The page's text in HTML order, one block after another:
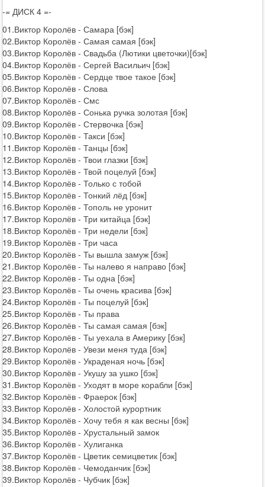
-= ДИСК 4 =-
01.Виктор Королёв - Самара [бэк]
02.Виктор Королёв - Самая самая [бэк]
03.Виктор Королёв - Свадьба (Лютики цветочки)[бэк]
04.Виктор Королёв - Сергей Васильич [бэк]
05.Виктор Королёв - Сердце твое такое [бэк]
06.Виктор Королёв - Слова
07.Виктор Королёв - Смс
08.Виктор Королёв - Сонька ручка золотая [бэк]
09.Виктор Королёв - Стервочка [бэк]
10.Виктор Королёв - Такси [бэк]
11.Виктор Королёв - Танцы [бэк]
12.Виктор Королёв - Твои глазки [бэк]
13.Виктор Королёв - Твой поцелуй [бэк]
14.Виктор Королёв - Только с тобой
15.Виктор Королёв - Тонкий лёд [бэк]
16.Виктор Королёв - Тополь не уронит
17.Виктор Королёв - Три китайца [бэк]
18.Виктор Королёв - Три недели [бэк]
19.Виктор Королёв - Три часа
20.Виктор Королёв - Ты вышла замуж [бэк]
21.Виктор Королёв - Ты налево я направо [бэк]
22.Виктор Королёв - Ты одна [бэк]
23.Виктор Королёв - Ты очень красива [бэк]
24.Виктор Королёв - Ты поцелуй [бэк]
25.Виктор Королёв - Ты права
26.Виктор Королёв - Ты самая самая [бэк]
27.Виктор Королёв - Ты уехала в Америку [бэк]
28.Виктор Королёв - Увези меня туда [бэк]
29.Виктор Королёв - Украденая ночь [бэк]
30.Виктор Королёв - Укушу за ушко [бэк]
31.Виктор Королёв - Уходят в море корабли [бэк]
32.Виктор Королёв - Фраерок [бэк]
33.Виктор Королёв - Холостой курортник
34.Виктор Королёв - Хочу тебя я как весны [бэк]
35.Виктор Королёв - Хрустальный замок
36.Виктор Королёв - Хулиганка
37.Виктор Королёв - Цветик семицветик [бэк]
38.Виктор Королёв - Чемоданчик [бэк]
39.Виктор Королёв - Чубчик [бэк]